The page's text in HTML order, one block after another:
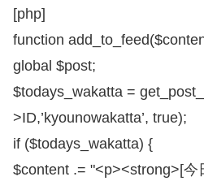
[php]
function
global $post;
$todays_wakatta =
>ID,’kyounowakatta’, true);
if ($todays_wakatta) {
$content .= "<p><strong>[今